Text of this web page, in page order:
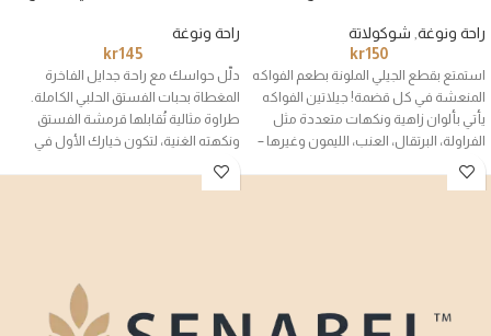
راحة ونوغة شوكولاتة
kr150
استمتع بقطع الجيلي الملونة بطعم الفواكه
المنعشة في كل قضمة! جيلاتين الفواكه
يأتي بألوان زاهية ونكهات متعددة مثل
الفراولة، البرتقال، العنب، الليمون وغيرها –
مغلف بشكل فردي للحفاظ على النكهة
راحة ونوغة
kr145
دلّل حواسك مع راحة جدايل الفاخرة
المغطاة بحبات الفستق الحلبي الكاملة.
طراوة مثالية تُقابلها قرمشة الفستق
ونكهته الغنية، لتكون خيارك الأول في
الضيافة الفاخرة والحلويات الراقية.